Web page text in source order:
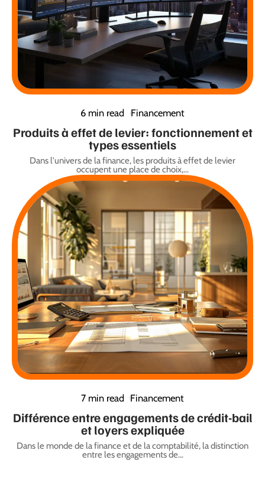
6 min read Financement
Produits à effet de levier: fonctionnement et
types essentiels
Dans l'univers de la finance, les produits à effet de levier
occupent une place de choix,…
7 min read Financement
Différence entre engagements de crédit-bail
et loyers expliquée
Dans le monde de la finance et de la comptabilité, la distinction
entre les engagements de…